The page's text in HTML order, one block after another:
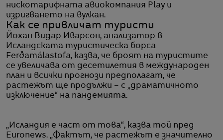
нискотарифната авиокомпания Play и
изригването на вулкан.
Как се привличат туристи
Йохан Видар Иварсон, анализатор в
Исландската туристическа борса
Ferðamálastofa, казва, че броят на туристите
се увеличава от десетилетия в международен
план и всички прогнози предполагат, че
растежът ще продължи – с „драматичното
изключение“ на пандемията.
„Исландия е част от това“, казва той пред
Euronews. „Фактът, че растежът е значително